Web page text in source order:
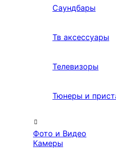
Саундбары
Тв аксессуары
Телевизоры
Тюнеры и
Фото и Видео
Камеры